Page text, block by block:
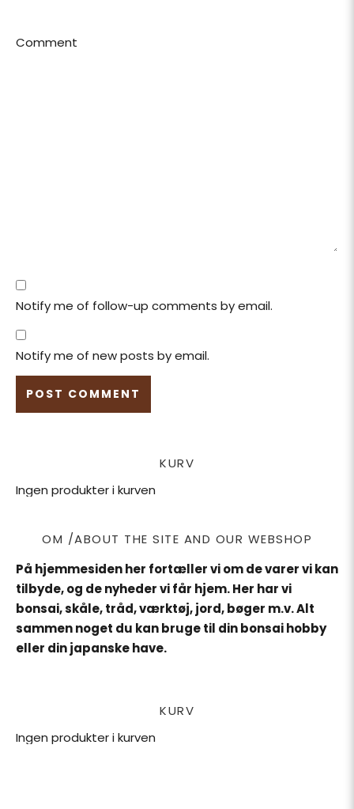
Comment
Notify me of follow-up comments by email.
Notify me of new posts by email.
KURV
Ingen produkter i kurven
OM /ABOUT THE SITE AND OUR WEBSHOP
På hjemmesiden her fortæller vi om de varer vi kan
tilbyde, og de nyheder vi får hjem. Her har vi
bonsai, skåle, tråd, værktøj, jord, bøger m.v. Alt
sammen noget du kan bruge til din bonsai hobby
eller din japanske have.
KURV
Ingen produkter i kurven